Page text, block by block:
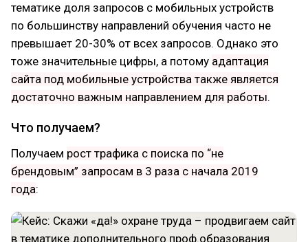
тематике доля запросов с мобильных устройств
по большинству направлений обучения часто не
превышает 20-30% от всех запросов. Однако это
тоже значительные цифры, а потому адаптация
сайта под мобильные устройства также является
достаточно важным направлением для работы.
Что получаем?
Получаем рост трафика с поиска по “не
брендовым” запросам в 3 раза с начала 2019
года: